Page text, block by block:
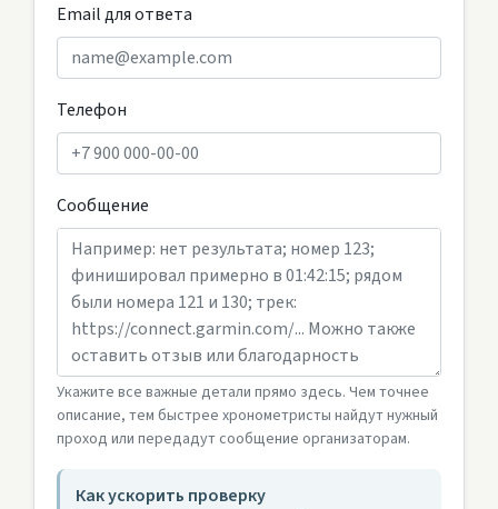
Email для ответа
Телефон
Сообщение
Укажите все важные детали прямо здесь. Чем точнее
описание, тем быстрее хронометристы найдут нужный
проход или передадут сообщение организаторам.
Как ускорить проверку